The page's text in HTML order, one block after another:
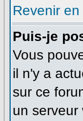
Revenir
Puis-je
Vous
il n'y a
sur ce
un serveur